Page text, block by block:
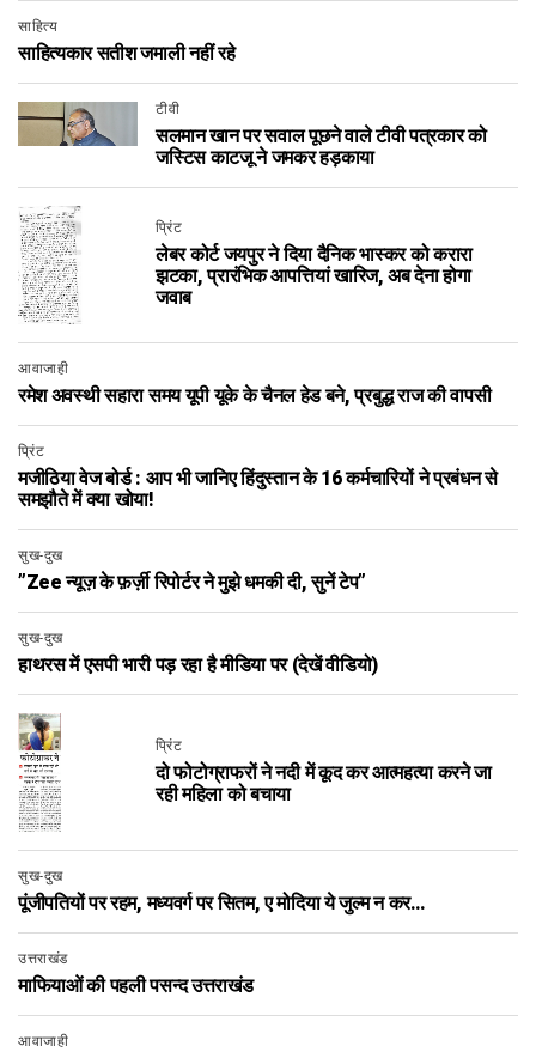
साहित्य
साहित्यकार सतीश जमाली नहीं रहे
टीवी
सलमान खान पर सवाल पूछने वाले टीवी पत्रकार को
जस्टिस काटजू ने जमकर हड़काया
प्रिंट
लेबर कोर्ट जयपुर ने दिया दैनिक भास्कर को करारा
झटका, प्रारंभिक आपत्तियां खारिज, अब देना होगा
जवाब
आवाजाही
रमेश अवस्थी सहारा समय यूपी यूके के चैनल हेड बने, प्रबुद्ध राज की वापसी
प्रिंट
मजीठिया वेज बोर्ड : आप भी जानिए हिंदुस्‍तान के 16 कर्मचारियों ने प्रबंधन से
समझौते में क्‍या खोया!
सुख-दुख
”Zee न्यूज़ के फ़र्ज़ी रिपोर्टर ने मुझे धमकी दी, सुनें टेप”
सुख-दुख
हाथरस में एसपी भारी पड़ रहा है मीडिया पर (देखें वीडियो)
प्रिंट
दो फोटोग्राफरों ने नदी में कूद कर आत्महत्या करने जा
रही महिला को बचाया
सुख-दुख
पूंजीपतियों पर रहम, मध्यवर्ग पर सितम, ए मोदिया ये जुल्म न कर…
उत्तराखंड
माफियाओं की पहली पसन्द उत्तराखंड
आवाजाही